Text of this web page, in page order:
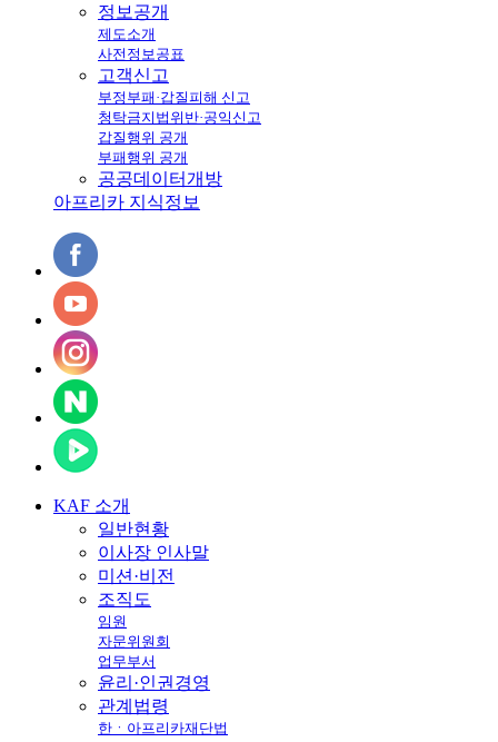
정보공개
제도소개
사전정보공표
고객신고
부정부패·갑질피해 신고
청탁금지법위반·공익신고
갑질행위 공개
부패행위 공개
공공데이터개방
아프리카 지식정보
KAF 소개
일반현황
이사장 인사말
미션·비전
조직도
임원
자문위원회
업무부서
윤리·인권경영
관계법령
한ㆍ아프리카재단법